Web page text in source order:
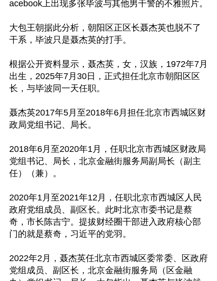
acebook上出现多张毕波与其他男干警的不雅照片。
大包王朝据此分析，朝阳区正区长聂杰英也脱不了
干系，毕波只是聂杰英的打手。
根据公开资料显示，聂杰英，女，汉族，1972年7月
出生，2025年7月30日，正式担任北京市朝阳区区
长，与毕波同一天任职。
聂杰英2017年5月至2018年6月担任北京市西城区财
政局党组书记、局长。
2018年6月至2020年1月，任职北京市西城区财政局
党组书记、局长，北京金融街服务局副局长（副主
任）（兼）。
2020年1月至2021年12月，任职北京市西城区人民
政府党组成员、副区长。此时北京市委书记是蔡
奇，市长陈吉宁。提拔财经圈干部进入政府核心部
门的就是蔡奇，习近平的党羽。
2022年2月，聂杰英任北京市西城区委常委、区政府
党组成员、副区长，北京金融街服务局（区金融